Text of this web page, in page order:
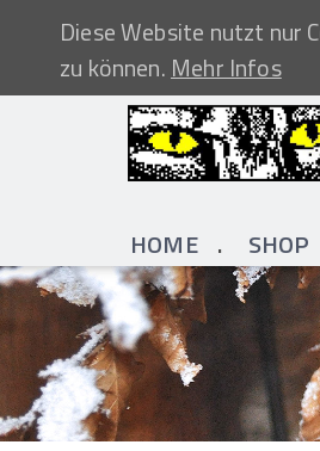
Diese Website nutzt nur
zu können.Mehr Infos
HOME SHOP